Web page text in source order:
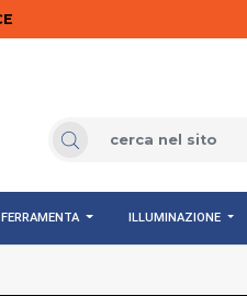
FERRAMENTA ILLUMINAZIONE